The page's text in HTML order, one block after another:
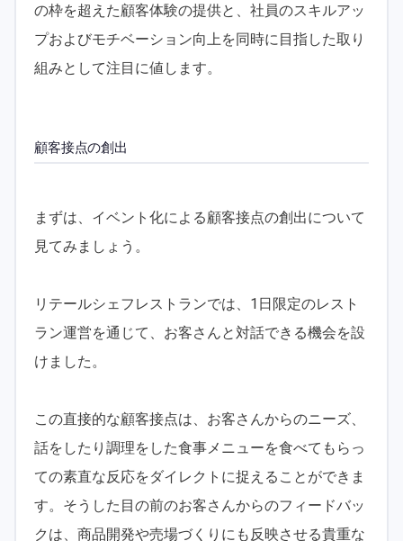
の枠を超えた顧客体験の提供と、社員のスキルアッ
プおよびモチベーション向上を同時に目指した取り
組みとして注目に値します。
顧客接点の創出
まずは、イベント化による顧客接点の創出について
見てみましょう。
リテールシェフレストランでは、1日限定のレスト
ラン運営を通じて、お客さんと対話できる機会を設
けました。
この直接的な顧客接点は、お客さんからのニーズ、
話をしたり調理をした食事メニューを食べてもらっ
ての素直な反応をダイレクトに捉えることができま
す。そうした目の前のお客さんからのフィードバッ
クは、商品開発や売場づくりにも反映させる貴重な